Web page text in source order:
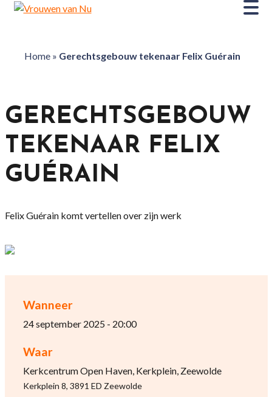
Home» Gerechtsgebouw tekenaar Felix Guérain
Wanneer
24 september 2025 - 20:00
Waar
Kerkcentrum Open Haven, Kerkplein, Zeewolde
Kerkplein 8, 3891 ED Zeewolde
GERECHTSGEBOUW
TEKENAAR FELIX
GUÉRAIN
Felix Guérain komt vertellen over zijn werk